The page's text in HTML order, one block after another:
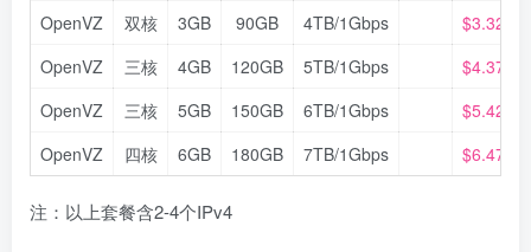
OpenVZ
双核 3GB 90GB 4TB/1Gbps
$3.32/月
OpenVZ
三核 4GB 120GB 5TB/1Gbps
$4.37/月
OpenVZ
三核 5GB 150GB 6TB/1Gbps
$5.42/月
OpenVZ
四核 6GB 180GB 7TB/1Gbps $6.47/月
注：以上套餐含2-4个IPv4